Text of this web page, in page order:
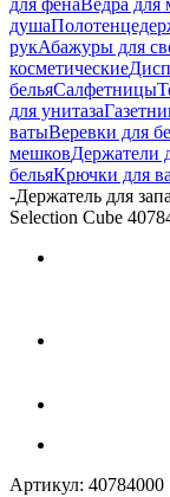
душа
рукАбажуры для
косметические
бельяСалфетницы
для унитаза
ватыВеревки для
мешковДержатели
бельяКрючки для
-Держатель для
Selection Cube
Артикул: 40784000